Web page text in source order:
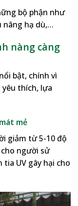
bộ phận như
nâng hạ dù,…
nàng càng
bật, chính vì
thích, lựa
mẻ
giảm từ 5-10 độ
người sử
UV gây hại cho